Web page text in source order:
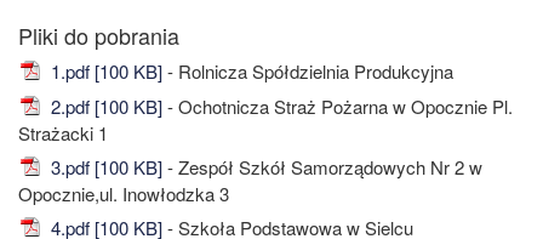
1.pdf [100 KB]- Rolnicza Spółdzielnia Produkcyjna
2.pdf [100 KB]- Ochotnicza Straż Pożarna w Opocznie Pl.
Strażacki 1
3.pdf [100 KB]- Zespół Szkół Samorządowych Nr 2 w
Opocznie,ul. Inowłodzka 3
4.pdf [100 KB]- Szkoła Podstawowa w Sielcu